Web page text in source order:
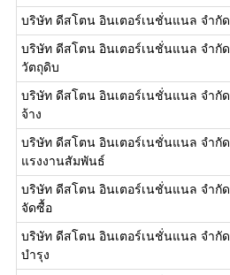
บริษัท ดีสโตน อินเตอร์เนชั่นแนล จำกัด
บริษัท ดีสโตน อินเตอร์เนชั่นแนล จำกัด
วัตถุดิบ
บริษัท ดีสโตน อินเตอร์เนชั่นแนล จำกัด
จ้าง
บริษัท ดีสโตน อินเตอร์เนชั่นแนล จำกัด
แรงงานสัมพันธ์
บริษัท ดีสโตน อินเตอร์เนชั่นแนล จำกัด
จัดซื้อ
บริษัท ดีสโตน อินเตอร์เนชั่นแนล จำกัด
บำรุง